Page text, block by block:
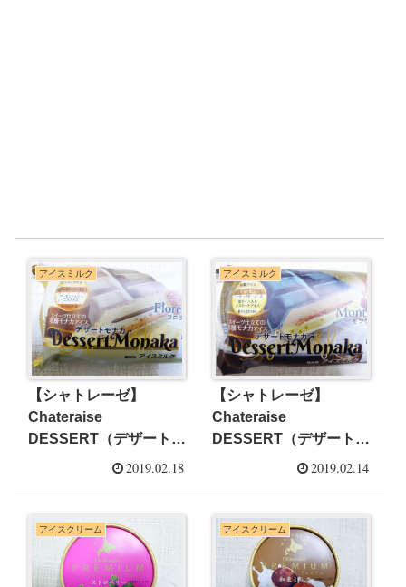
アイスミルク
【シャトレーゼ】
Chateraise
DESSERT（デザート）
モナカ フロランタン
2019.02.18
アイスミルク
【シャトレーゼ】
Chateraise
DESSERT（デザート）
モナカ モンブラン
2019.02.14
アイスクリーム アイスクリーム